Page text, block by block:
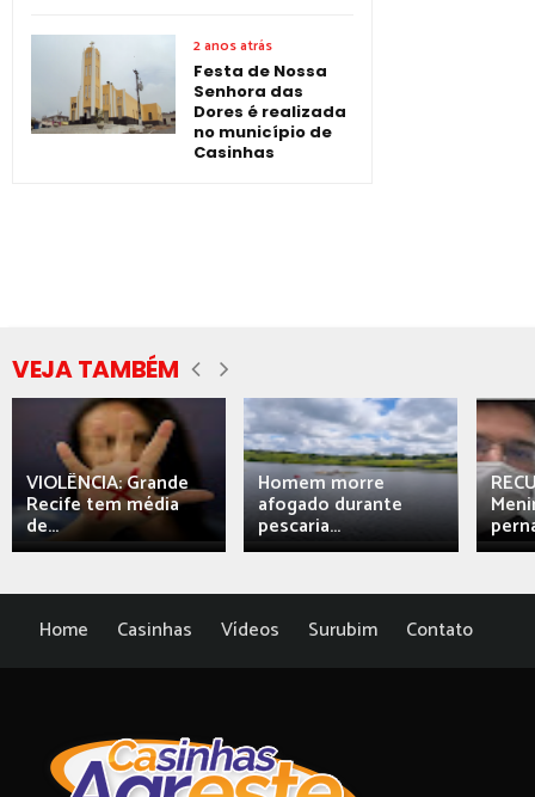
2 anos atrás
Festa de Nossa
Senhora das
Dores é realizada
no município de
Casinhas
VEJA TAMBÉM
VIOLÊNCIA: Grande
Recife tem média
de...
Homem morre
afogado durante
pescaria...
Home Casinhas Vídeos Surubim Contato